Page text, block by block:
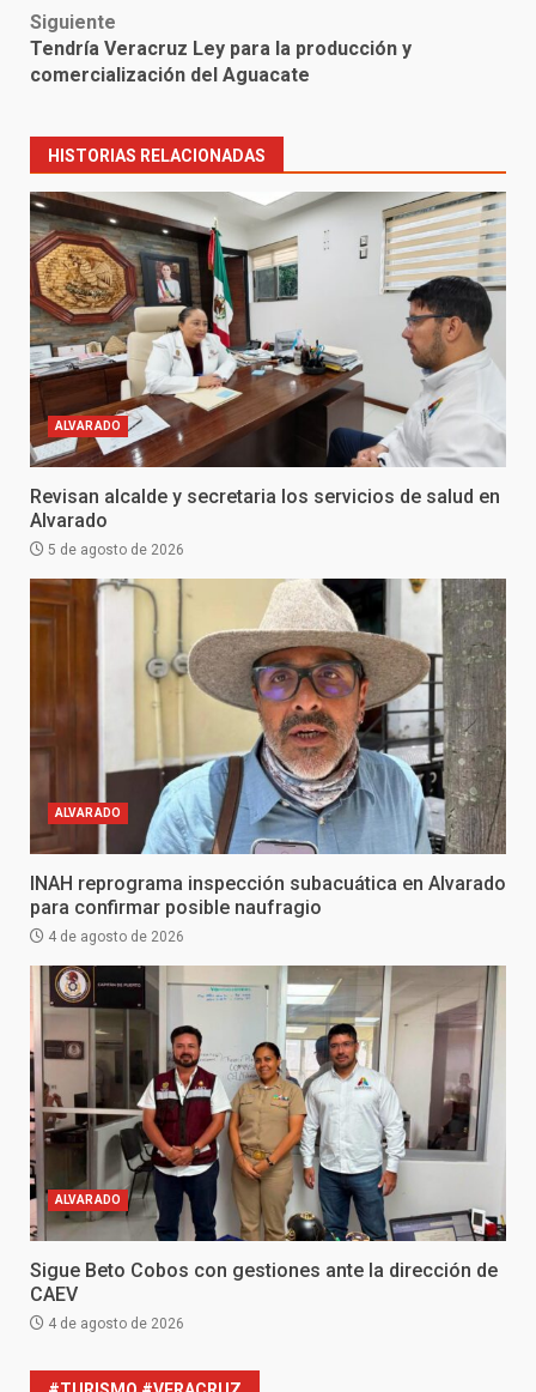
Siguiente
Tendría Veracruz Ley para la producción y
comercialización del Aguacate
HISTORIAS RELACIONADAS
ALVARADO
Revisan alcalde y secretaria los servicios de salud en
Alvarado
5 de agosto de 2026
ALVARADO
INAH reprograma inspección subacuática en Alvarado
para confirmar posible naufragio
4 de agosto de 2026
ALVARADO
Sigue Beto Cobos con gestiones ante la dirección de
CAEV
4 de agosto de 2026